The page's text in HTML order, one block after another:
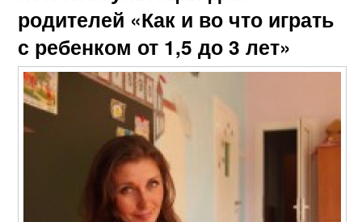
родителей «Как и во что играть
с ребенком от 1,5 до 3 лет»